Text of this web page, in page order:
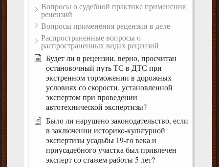
Вопросы о судебной практике применения
рецензий
Вопросы применения рецензии в деле
Распространенные вопросы о
распространенных видах рецензий
Будет ли в рецензии, верно, просчитан
остановочный путь ТС в ДТС при
экстренном торможении в дорожных
условиях со скорости, установленной
экспертом при проведении
автотехнической экспертизы?
Было ли нарушено законодательство, если
в заключении историко-культурной
экспертизы усадьбы 19-го века и
приусадебного участка был привлечен
эксперт со стажем работы 5 лет?